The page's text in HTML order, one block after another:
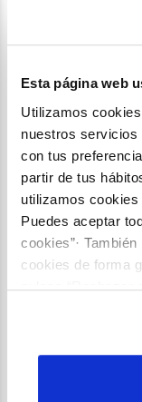
Esta página web
Utilizamos
nuestros servicios
con tus
partir de tus
utilizamos
Puedes aceptar
cookies”·
cookies de forma
pulsas “Rechazar
son
por tanto no se
Enlaces:
NO TE